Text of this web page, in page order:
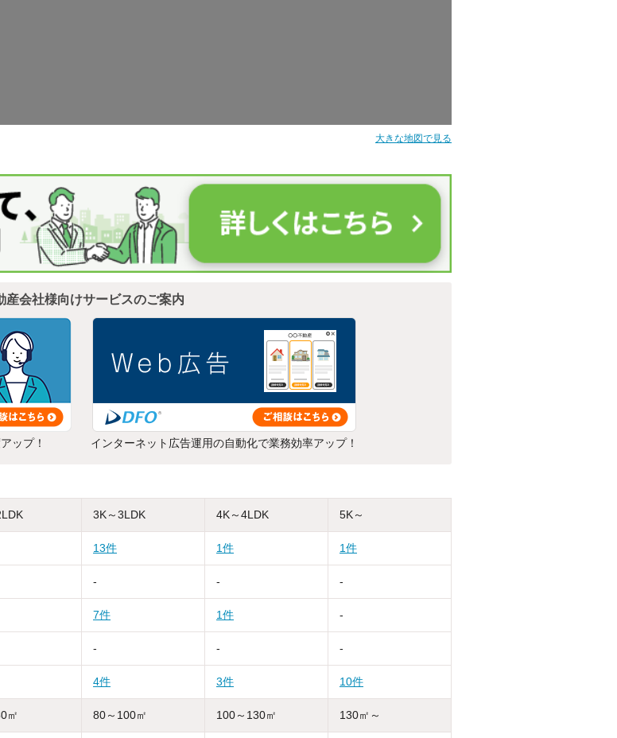
大きな地図で見る
産会社様向けサービスのご案内
ップ！ インターネット広告運用の自動化で業務効率アップ！
3K～3LDK 4K～4LDK 5K～
13件 1件 1件
- - -
7件 1件 -
- - -
4件 3件 10件
㎡ 80～100㎡ 100～130㎡ 130㎡～